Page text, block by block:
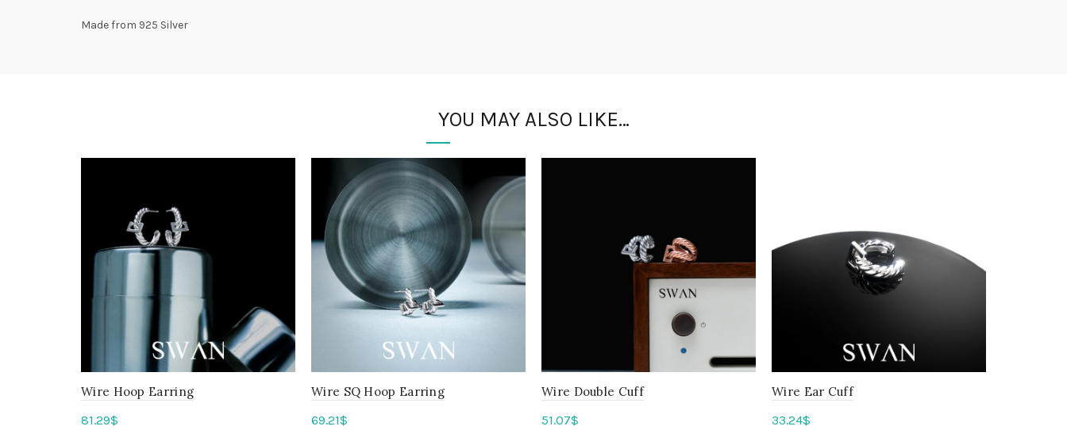
Made from 925 Silver
YOU MAY ALSO LIKE…
Wire Hoop Earring
81.29$
Wire SQ Hoop Earring
69.21$
Wire Double Cuff
51.07$
Wire Ear Cuff
33.24$